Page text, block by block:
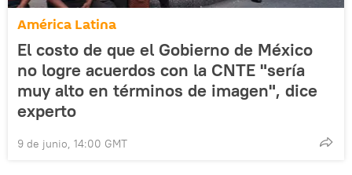
América Latina
El costo de que el Gobierno de México
no logre acuerdos con la CNTE "sería
muy alto en términos de imagen", dice
experto
9 de junio, 14:00 GMT